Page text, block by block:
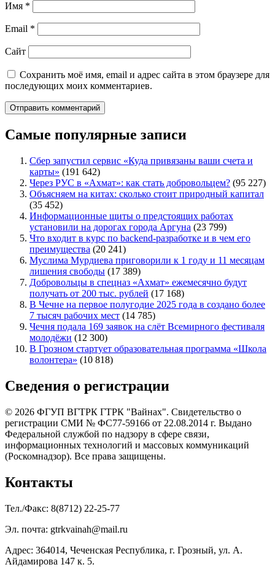
Имя *
Email *
Сайт
Сохранить моё имя, email и адрес сайта в этом браузере для
последующих моих комментариев.
Самые популярные записи
Сбер запустил сервис «Куда привязаны ваши счета и
карты» (191 642)
Через РУС в «Ахмат»: как стать добровольцем? (95 227)
Объясняем на китах: сколько стоит природный капитал
(35 452)
Информационные щиты о предстоящих работах
установили на дорогах города Аргуна (23 799)
Что входит в курс по backend-разработке и в чем его
преимущества (20 241)
Муслима Мурдиева приговорили к 1 году и 11 месяцам
лишения свободы (17 389)
Добровольцы в спецназ «Ахмат» ежемесячно будут
получать от 200 тыс. рублей (17 168)
В Чечне на первое полугодие 2025 года в создано более
7 тысяч рабочих мест (14 785)
Чечня подала 169 заявок на слёт Всемирного фестиваля
молодёжи (12 300)
В Грозном стартует образовательная программа «Школа
волонтера» (10 818)
Сведения о регистрации
© 2026 ФГУП ВГТРК ГТРК "Вайнах". Свидетельство о
регистрации СМИ № ФС77-59166 от 22.08.2014 г. Выдано
Федеральной службой по надзору в сфере связи,
информационных технологий и массовых коммуникаций
(Роскомнадзор). Все права защищены.
Контакты
Тел./Факс: 8(8712) 22-25-77
Эл. почта: gtrkvainah@mail.ru
Адрес: 364014, Чеченская Республика, г. Грозный, ул. А.
Айдамирова 147 к. 5.